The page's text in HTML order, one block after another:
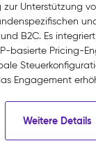
zur Unterstützung
B2C. Es
basierte Pricing-
Engagement
Weitere Details